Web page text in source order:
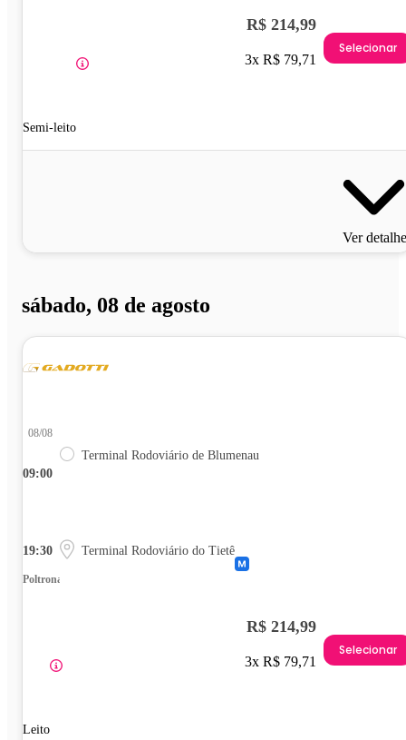
Semi-leito
R$ 214,99
3x R$ 79,71
Selecionar
Ver
sábado, 08 de agosto
09:00
08/08
Terminal Rodoviário de Blumenau
19:30 Terminal Rodoviário do Tietê
Poltrona
Leito
R$ 214,99
3x R$ 79,71
Selecionar